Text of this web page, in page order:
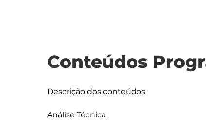
Conteúdos
Descrição dos conteúdos
Análise Técnica